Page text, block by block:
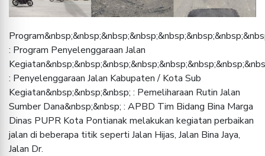
: Program Penyelenggaraan Jalan
: Penyelenggaraan Jalan Kabupaten / Kota Sub
Kegiatan&nbsp;&nbsp;&nbsp; : Pemeliharaan Rutin Jalan
Sumber Dana&nbsp;&nbsp; : APBD Tim Bidang Bina Marga
Dinas PUPR Kota Pontianak melakukan kegiatan perbaikan
jalan di beberapa titik seperti Jalan Hijas, Jalan Bina Jaya,
Jalan Dr.